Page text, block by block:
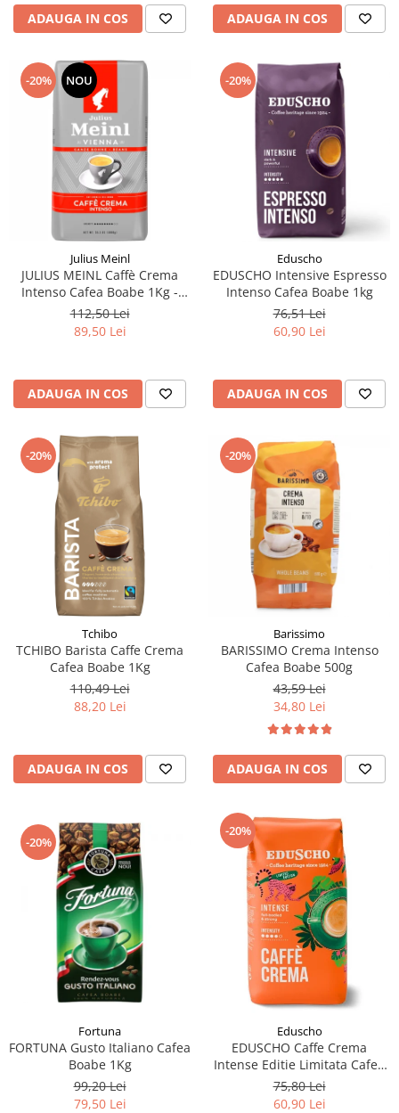
ADAUGA IN COS ADAUGA IN COS
-20% NOU
Julius Meinl
JULIUS MEINL Caffè Crema
Intenso Cafea Boabe 1Kg -
Promo August
112,50 Lei
89,50 Lei
ADAUGA IN COS
-20%
Eduscho
EDUSCHO Intensive Espresso
Intenso Cafea Boabe 1kg
76,51 Lei
60,90 Lei
ADAUGA IN COS
-20%
Tchibo
TCHIBO Barista Caffe Crema
Cafea Boabe 1Kg
110,49 Lei
88,20 Lei
ADAUGA IN COS
-20%
Barissimo
BARISSIMO Crema Intenso
Cafea Boabe 500g
43,59 Lei
34,80 Lei
ADAUGA IN COS
-20%
Fortuna
FORTUNA Gusto Italiano Cafea
Boabe 1Kg
99,20 Lei
79,50 Lei
-20%
Eduscho
EDUSCHO Caffe Crema
Intense Editie Limitata Cafea
Boabe 1kg
75,80 Lei
60,90 Lei